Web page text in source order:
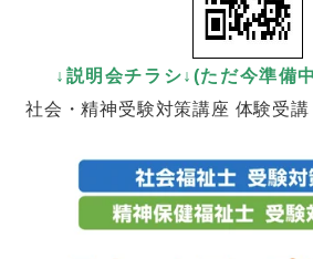
↓説明会チラシ↓(ただ今準備
社会・精神受験対策講座 体験受講